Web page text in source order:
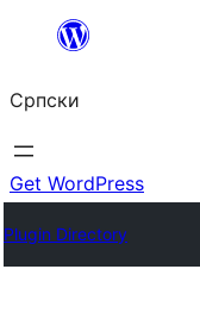
Скочи
садржај
Српски
Get WordPress
Plugin Directory